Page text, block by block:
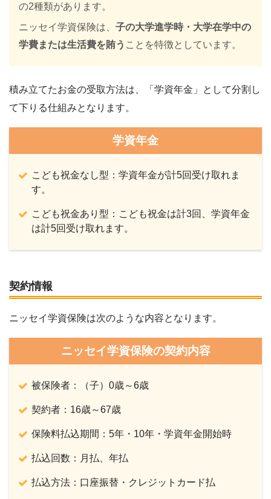
の2種類があります。
ニッセイ学資保険は、 子の大学進学時・大学在学中の
学費または生活費を賄う ことを特徴としています。
積み立てたお金の受取方法は、「学資年金」として分割し
て下りる仕組みとなります。
学資年金
こども祝金なし型：学資年金が計5回受け取れま
す。
こども祝金あり型：こども祝金は計3回、学資年金
は計5回受け取れます。
契約情報
ニッセイ学資保険は次のような内容となります。
ニッセイ学資保険の契約内容
被保険者：（子）0歳～6歳
契約者：16歳～67歳
保険料払込期間：5年・10年・学資年金開始時
払込回数：月払、年払
払込方法：口座振替・クレジットカード払